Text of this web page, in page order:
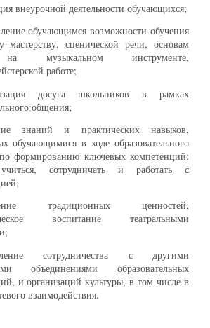
внеурочной деятельности обучающихся;
обучающимся возможности обучения
мастерству, сценической речи, основам
музыкальном инструменте,
работе;
досуга школьников в рамках
общения;
знаний и практических навыков,
обучающимися в ходе образовательного
формированию ключевых компетенций:
сотрудничать и работать с
традиционных ценностей,
воспитание театральными
сотрудничества с другими
объединениями образовательных
и организаций культуры, в том числе в
взаимодействия.